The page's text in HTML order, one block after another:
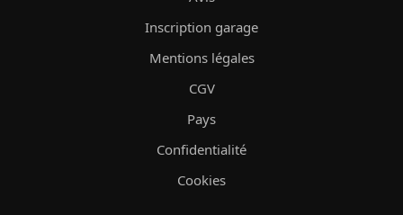
Inscription garage
Mentions légales
CGV
Pays
Confidentialité
Cookies